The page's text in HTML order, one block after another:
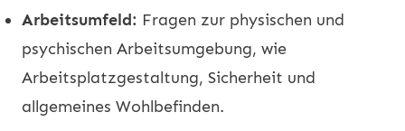
Arbeitsumfeld: Fragen zur physischen und
psychischen Arbeitsumgebung, wie
Arbeitsplatzgestaltung, Sicherheit und
allgemeines Wohlbefinden.